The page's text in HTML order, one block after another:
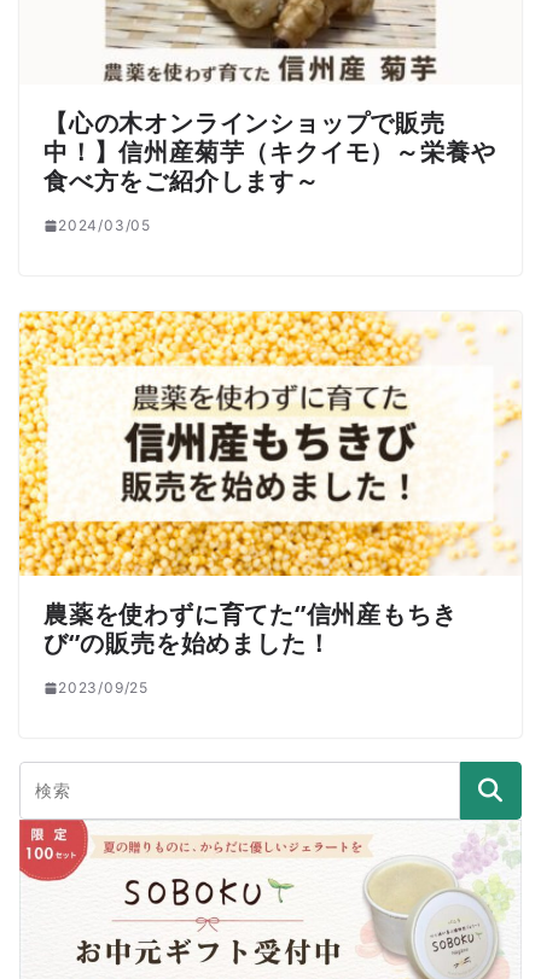
【心の木オンラインショップで販売
中！】信州産菊芋（キクイモ）～栄養や
食べ方をご紹介します～
2024/03/05
農薬を使わずに育てた‘’信州産もちき
び‘’の販売を始めました！
2023/09/25